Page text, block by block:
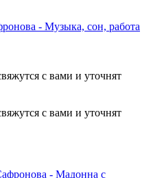
- Музыка, сон, работа
с вами и уточнят
с вами и уточнят